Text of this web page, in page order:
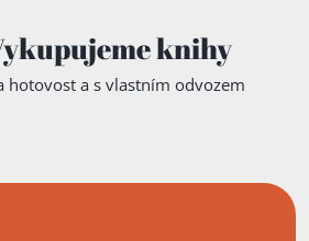
knihy
hotovost a s vlastním odvozem